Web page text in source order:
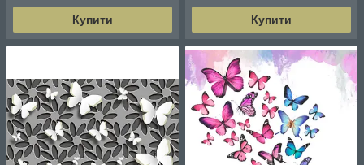
Купити Купити